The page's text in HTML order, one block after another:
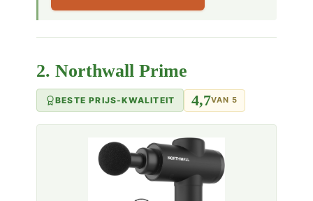
2. Northwall Prime
BESTE PRIJS-KWALITEIT 4,7VAN 5